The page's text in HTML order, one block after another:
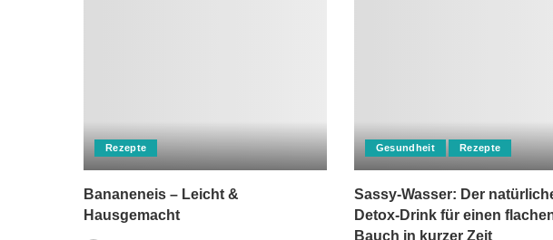
Rezepte
Bananeneis – Leicht &
Hausgemacht
Gesundheit Rezepte
Sassy-Wasser: Der
Detox-Drink für einen
Bauch in kurzer Zeit